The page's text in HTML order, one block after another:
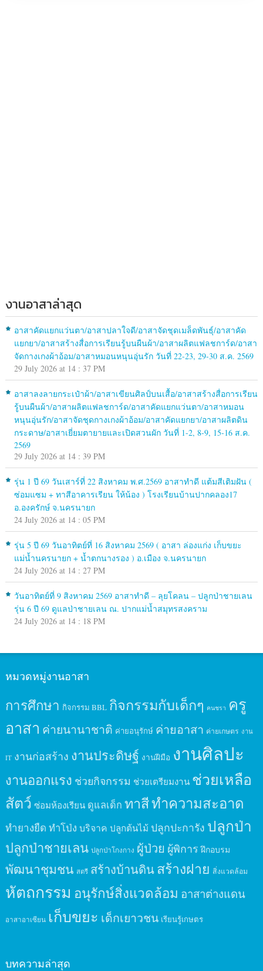
งานอาสาล่าสุด
อาสาคัดแยกแว่นตา/อาสาปลาใจดี/อาสาจัดชุดเมล็ดพันธุ์/อาสาคัด
แยกยา/อาสาสร้างสื่อการเรียนรู้บนผืนผ้า/อาสาผลิตแฟลชการ์ด/อาสา
จัดกางเกงผ้าอ้อม/อาสาหมอนหนุนอุ่นรัก วันที่ 22-23, 29-30 ส.ค. 2569
29 July 2026 at 14 : 37 PM
อาสาลงลายกระเป๋าผ้า/อาสาเขียนศิลป์บนเสื้อ/อาสาสร้างสื่อการเรียน
รู้บนผืนผ้า/อาสาผลิตแฟลชการ์ด/อาสาคัดแยกแว่นตา/อาสาหมอน
หนุนอุ่นรัก/อาสาจัดชุดกางเกงผ้าอ้อม/อาสาคัดแยกยา/อาสาผลิตดิน
กระดาษ/อาสาเยี่ยมตายายและเปิดสวนผัก วันที่ 1-2, 8-9, 15-16 ส.ค.
2569
29 July 2026 at 14 : 39 PM
รุ่น 1 ปี 69 วันเสาร์ที่ 22 สิงหาคม พ.ศ.2569 อาสาทำดี แต้มสีเติมฝัน (
ซ่อมแซม + ทาสีอาคารเรียน ให้น้อง ) โรงเรียนบ้านปากคลอง17
อ.องครักษ์ จ.นครนายก
24 July 2026 at 14 : 05 PM
รุ่น 5 ปี 69 วันอาทิตย์ที่ 16 สิงหาคม 2569 ( อาสา ล่องแก่ง เก็บขยะ
แม่น้ำนครนายก + น้ำตกนางรอง ) อ.เมือง จ.นครนายก
24 July 2026 at 14 : 27 PM
วันอาทิตย์ที่ 9 สิงหาคม 2569 อาสาทำดี – ลุยโคลน – ปลูกป่าชายเลน
รุ่น 6 ปี 69 ดูแลป่าชายเลน ณ. ปากแม่น้ำสมุทรสงคราม
24 July 2026 at 14 : 18 PM
หมวดหมู่งานอาสา
การศึกษา กิจกรรม BBL กิจกรรมกับเด็กๆ คนชรา ครู
อาสา ค่ายนานาชาติ ค่ายอนุรักษ์ ค่ายอาสา ค่ายเกษตร งาน
IT งานก่อสร้าง งานประดิษฐ์ งานฝีมือ งานศิลปะ
งานออกแรง ช่วยกิจกรรม ช่วยเตรียมงาน ช่วยเหลือ
สัตว์ ซ่อมห้องเรียน ดูแลเด็ก ทาสีทำความสะอาด
ทำยางยืด ทำโป่ง บริจาค ปลูกต้นไม้ ปลูกปะการัง ปลูกป่า
ปลูกป่าชายเลน ปลูกป่าโกงกาง ผู้ป่วย ผู้พิการ ฝึกอบรม
พัฒนาชุมชน สตรี สร้างบ้านดินสร้างฝาย สิ่งแวดล้อม
หัตถกรรม อนุรักษ์สิ่งแวดล้อม อาสาต่างแดน
อาสาอาเซียน เก็บขยะ เด็กเยาวชน เรียนรู้เกษตร
บทความล่าสุด